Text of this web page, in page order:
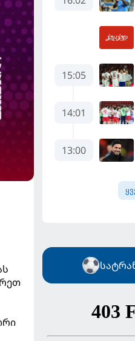
15:05
14:01
13:00